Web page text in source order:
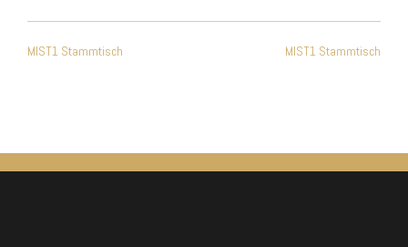
MIST1 Stammtisch MIST1 Stammtisch